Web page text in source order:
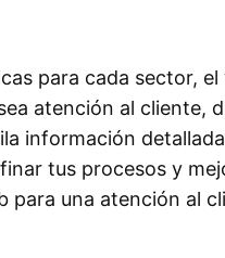
para cada sector,
atención al cliente,
información
tus procesos y
para una atención al